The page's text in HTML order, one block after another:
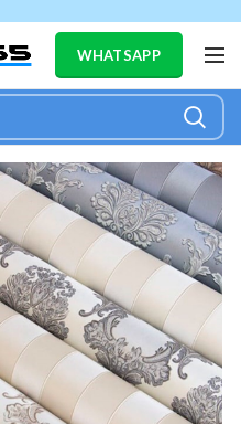
WHATSAPP